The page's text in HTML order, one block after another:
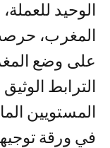
الوحيد
المغرب،
على وضع
الترابط
المستويين
في ورقة